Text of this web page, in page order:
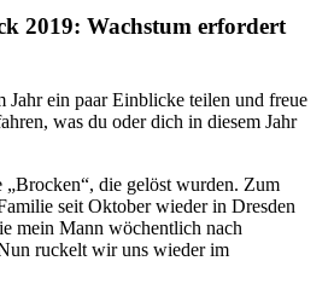
2019: Wachstum erfordert
Jahr ein paar Einblicke teilen und freue
was du oder dich in diesem Jahr
die gelöst wurden. Zum
seit Oktober wieder in Dresden
mein Mann wöchentlich nach
ruckelt wir uns wieder im